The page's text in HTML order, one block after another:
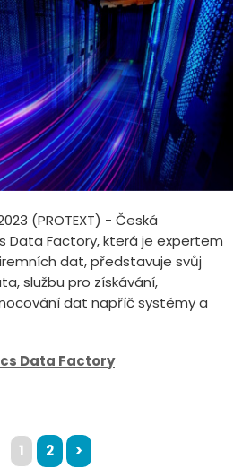
(PROTEXT) - Česká
Data Factory, která je expertem
dat, představuje svůj
službu pro získávání,
dat napříč systémy a
Data Factory
1 2 >